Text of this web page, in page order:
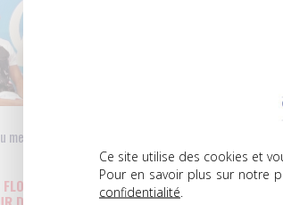
Ce site utilise des cookies et
Pour en savoir plus sur notre
confidentialité
meilleur joueur
du mois
A VOUS DE JOUER